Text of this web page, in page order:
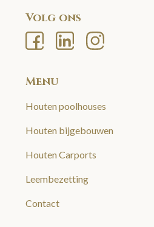
Volg ons
Menu
Houten poolhouses
Houten bijgebouwen
Houten Carports
Leembezetting
Contact